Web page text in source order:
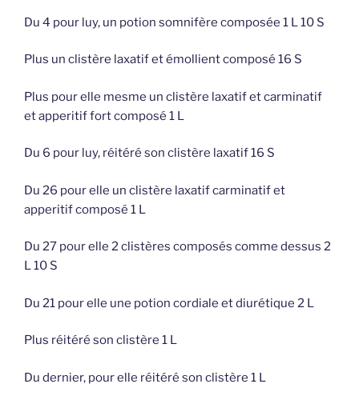
Du 4 pour luy, un potion somnifère composée 1 L 10 S
Plus un clistère laxatif et émollient composé 16 S
Plus pour elle mesme un clistère laxatif et carminatif
et apperitif fort composé 1 L
Du 6 pour luy, réitéré son clistère laxatif 16 S
Du 26 pour elle un clistère laxatif carminatif et
apperitif composé 1 L
Du 27 pour elle 2 clistères composés comme dessus 2
L 10 S
Du 21 pour elle une potion cordiale et diurétique 2 L
Plus réitéré son clistère 1 L
Du dernier, pour elle réitéré son clistère 1 L